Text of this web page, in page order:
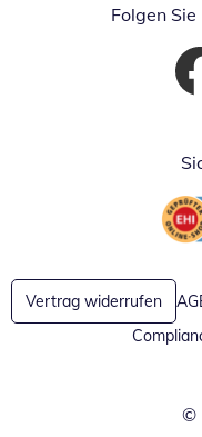
Folgen
Vertrag widerrufen
©